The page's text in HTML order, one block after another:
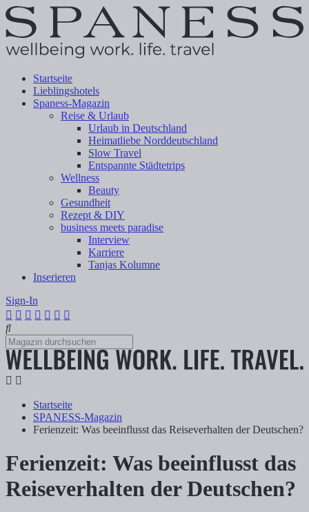
Startseite
Lieblingshotels
Spaness-Magazin
Reise & Urlaub
Urlaub in Deutschland
Heimatliebe Norddeutschland
Slow Travel
Entspannte Städtetrips
Wellness
Beauty
Gesundheit
Rezept & DIY
business meets paradise
Interview
Karriere
Tanjas Kolumne
Inserieren
Sign-In
Startseite
SPANESS-Magazin
Ferienzeit: Was beeinflusst das Reiseverhalten der Deutschen?
Ferienzeit: Was beeinflusst das
Ferienzeit: Was beeinflusst das
Reiseverhalten der Deutschen?